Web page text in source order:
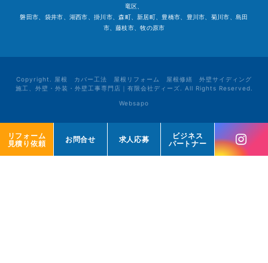
リフォーム
見積り依頼
お問合せ 求人応募
ビジネス
パートナー
リフォーム
見積り依頼
お問合せ 求人応募
ビジネス
パートナー
竜区、
磐田市、袋井市、湖西市、掛川市、森町、新居町、豊橋市、豊川市、菊川市、島田
市、藤枝市、牧の原市
Copyright. 屋根 カバー工法 屋根リフォーム 屋根修繕 外壁サイディング
施工、外壁・外装・外壁工事専門店｜有限会社ディーズ. All Rights Reserved.
Websapo